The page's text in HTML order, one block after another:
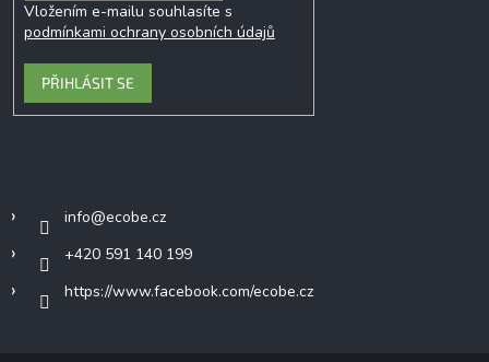
Vložením e-mailu souhlasíte s
podmínkami ochrany osobních údajů
PŘIHLÁSIT SE
info@ecobe.cz
+420 591 140 199
https://www.facebook.com/ecobe.cz